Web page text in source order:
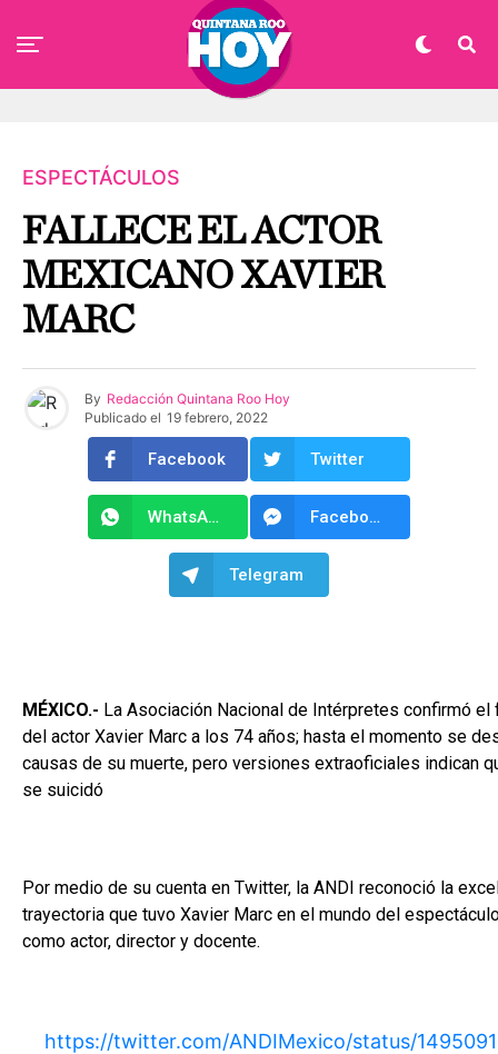
ESPECTÁCULOS
FALLECE EL ACTOR
MEXICANO XAVIER
MARC
By Redacción Quintana Roo Hoy
Publicado el 19 febrero, 2022
Facebook Twitter
WhatsApp Facebook Messenger
Telegram
MÉXICO.- La Asociación Nacional de Intérpretes confirmó
del actor Xavier Marc a los 74 años; hasta el momento se
causas de su muerte, pero versiones extraoficiales indican
se suicidó
Por medio de su cuenta en Twitter, la ANDI reconoció la
trayectoria que tuvo Xavier Marc en el mundo del
como actor, director y docente.
https://twitter.com/ANDIMexico/status/